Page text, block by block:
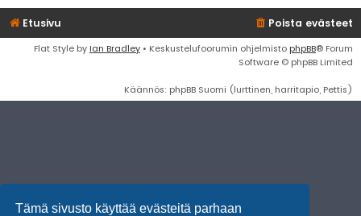
Tämä sivusto käyttää evästeitä parhaan
Etusivu Poista evästeet
Flat Style by Ian Bradley • Keskustelufoorumin ohjelmisto phpBB® Forum
Software © phpBB Limited
Käännös: phpBB Suomi (lurttinen, harritapio, Pettis)